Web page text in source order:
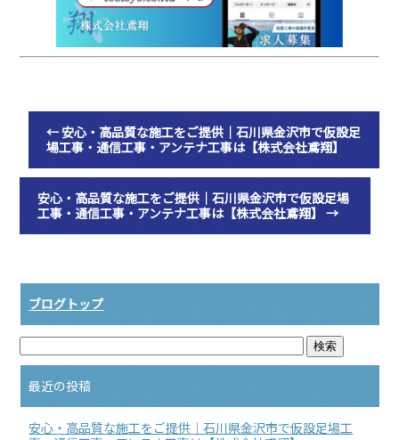
←安心・高品質な施工をご提供｜石川県金沢市で仮設足
場工事・通信工事・アンテナ工事は【株式会社鳶翔】
安心・高品質な施工をご提供｜石川県金沢市で仮設足場
工事・通信工事・アンテナ工事は【株式会社鳶翔】→
ブログトップ
最近の投稿
安心・高品質な施工をご提供｜石川県金沢市で仮設足場工